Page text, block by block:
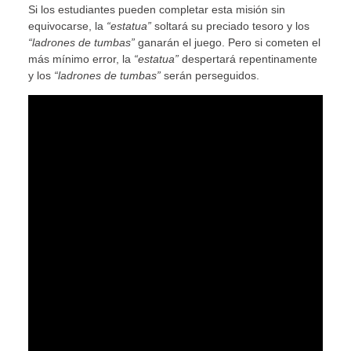
Si los estudiantes pueden completar esta misión sin
equivocarse, la “estatua”soltará su preciado tesoro y los
“ladrones de tumbas”ganarán el juego. Pero si cometen el
más mínimo error, la “estatua”despertará repentinamente
y los “ladrones de tumbas”serán perseguidos.